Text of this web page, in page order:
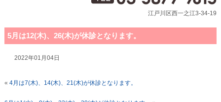
江戸川区西一之江3-34-19
5月は12(木)、26(木)が休診となります。
2022年01月04日
« 4月は7(木)、14(木)、21(木)が休診となります。